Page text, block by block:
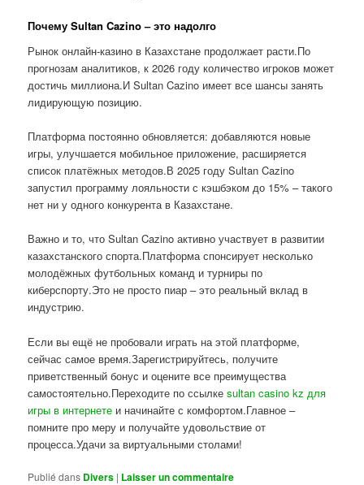
Почему Sultan Cazino – это надолго
Рынок онлайн-казино в Казахстане продолжает расти.По
прогнозам аналитиков, к 2026 году количество игроков может
достичь миллиона.И Sultan Cazino имеет все шансы занять
лидирующую позицию.
Платформа постоянно обновляется: добавляются новые
игры, улучшается мобильное приложение, расширяется
список платёжных методов.В 2025 году Sultan Cazino
запустил программу лояльности с кэшбэком до 15% – такого
нет ни у одного конкурента в Казахстане.
Важно и то, что Sultan Cazino активно участвует в развитии
казахстанского спорта.Платформа спонсирует несколько
молодёжных футбольных команд и турниры по
киберспорту.Это не просто пиар – это реальный вклад в
индустрию.
Если вы ещё не пробовали играть на этой платформе,
сейчас самое время.Зарегистрируйтесь, получите
приветственный бонус и оцените все преимущества
самостоятельно.Переходите по ссылкеsultan casino kz для
игры в интернете и начинайте с комфортом.Главное –
помните про меру и получайте удовольствие от
процесса.Удачи за виртуальными столами!
Publié dans Divers | Laisser un commentaire